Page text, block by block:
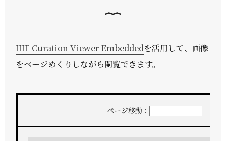
IIIF Curation Viewer Embeddedを活用して、画像
をページめくりしながら閲覧できます。
ページ移動：